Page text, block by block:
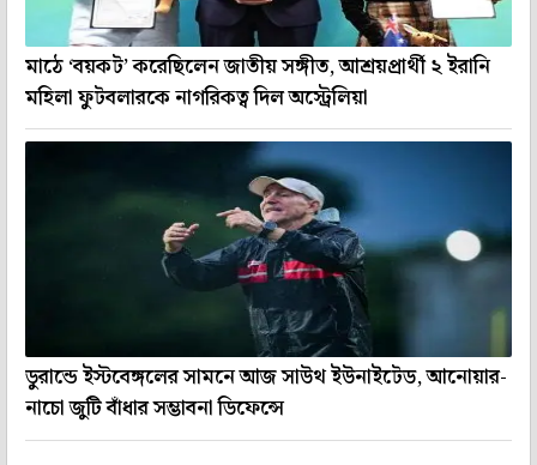
মাঠে ‘বয়কট’ করেছিলেন জাতীয় সঙ্গীত, আশ্রয়প্রার্থী ২ ইরানি
মহিলা ফুটবলারকে নাগরিকত্ব দিল অস্ট্রেলিয়া
ডুরান্ডে ইস্টবেঙ্গলের সামনে আজ সাউথ ইউনাইটেড, আনোয়ার-
নাচো জুটি বাঁধার সম্ভাবনা ডিফেন্সে